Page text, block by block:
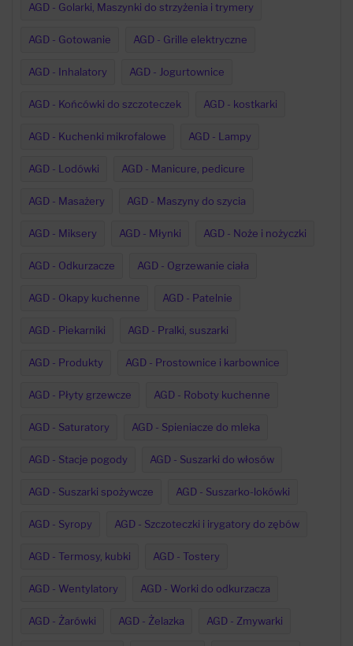
AGD - Golarki, Maszynki do strzyżenia i trymery
AGD - Gotowanie AGD - Grille elektryczne
AGD - Inhalatory AGD - Jogurtownice
AGD - Końcówki do szczoteczek AGD - kostkarki
AGD - Kuchenki mikrofalowe AGD - Lampy
AGD - Lodówki AGD - Manicure, pedicure
AGD - Masażery AGD - Maszyny do szycia
AGD - Miksery AGD - Młynki AGD - Noże i nożyczki
AGD - Odkurzacze AGD - Ogrzewanie ciała
AGD - Okapy kuchenne AGD - Patelnie
AGD - Piekarniki AGD - Pralki, suszarki
AGD - Produkty AGD - Prostownice i karbownice
AGD - Płyty grzewcze AGD - Roboty kuchenne
AGD - Saturatory AGD - Spieniacze do mleka
AGD - Stacje pogody AGD - Suszarki do włosów
AGD - Suszarki spożywcze AGD - Suszarko-lokówki
AGD - Syropy AGD - Szczoteczki i irygatory do zębów
AGD - Termosy, kubki AGD - Tostery
AGD - Wentylatory AGD - Worki do odkurzacza
AGD - Żarówki AGD - Żelazka AGD - Zmywarki